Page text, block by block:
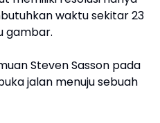
waktu sekitar 23
gambar.
Steven Sasson pada
jalan menuju sebuah